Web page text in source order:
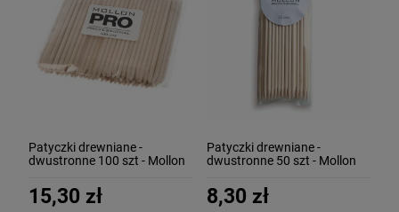
Patyczki drewniane -
dwustronne 100 szt - Mollon
15,30 zł
Patyczki drewniane -
dwustronne 50 szt - Mollon
8,30 zł